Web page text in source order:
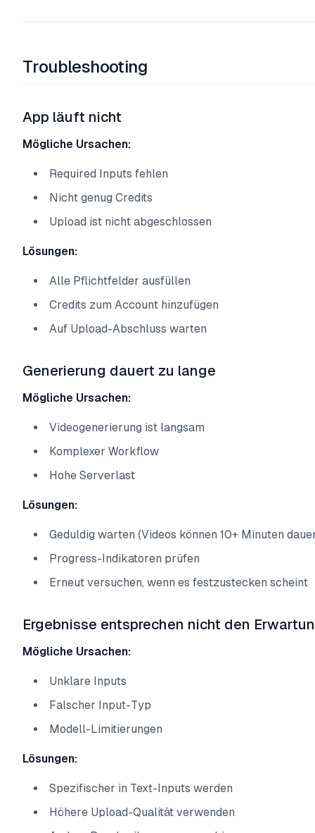
Troubleshooting
App läuft nicht
Mögliche Ursachen:
Required Inputs fehlen
Nicht genug Credits
Upload ist nicht abgeschlossen
Lösungen:
Alle Pflichtfelder ausfüllen
Credits zum Account hinzufügen
Auf Upload-Abschluss warten
Generierung dauert zu lange
Mögliche Ursachen:
Videogenerierung ist langsam
Komplexer Workflow
Hohe Serverlast
Lösungen:
Geduldig warten (Videos können 10+ Minuten
Progress-Indikatoren prüfen
Erneut versuchen, wenn es festzustecken scheint
Ergebnisse entsprechen nicht den
Mögliche Ursachen:
Unklare Inputs
Falscher Input-Typ
Modell-Limitierungen
Lösungen:
Spezifischer in Text-Inputs werden
Höhere Upload-Qualität verwenden